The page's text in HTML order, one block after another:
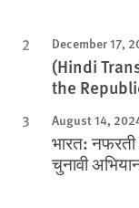
December 17,
(Hindi
the
August 14,
भारत: नफरती
चुनावी